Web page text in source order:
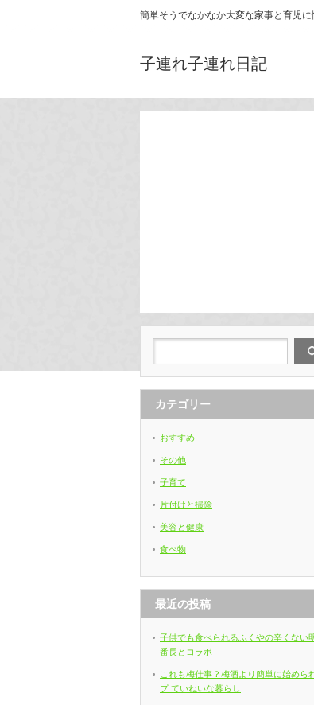
簡単そうでなかなか大変な家事と育児
子連れ子連れ日記
カテゴリー
おすすめ
その他
子育て
片付けと掃除
美容と健康
食べ物
最近の投稿
子供でも食べられるふくやの辛くない
番長とコラボ
これも梅仕事？梅酒より簡単に始めら
プ ていねいな暮らし